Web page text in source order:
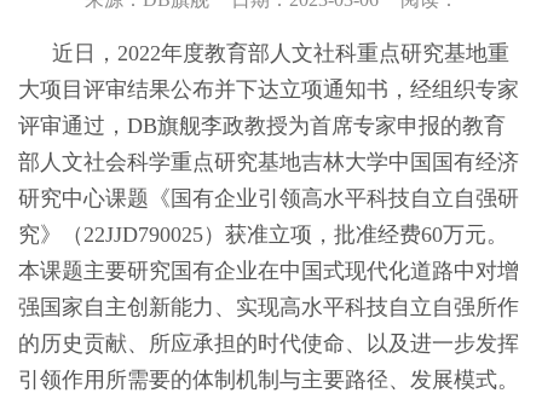
近日，2022年度教育部人文社科重点研究基地重
大项目评审结果公布并下达立项通知书，经组织专家
评审通过，DB旗舰李政教授为首席专家申报的教育
部人文社会科学重点研究基地吉林大学中国国有经济
研究中心课题《国有企业引领高水平科技自立自强研
究》（22JJD790025）获准立项，批准经费60万元。
本课题主要研究国有企业在中国式现代化道路中对增
强国家自主创新能力、实现高水平科技自立自强所作
的历史贡献、所应承担的时代使命、以及进一步发挥
引领作用所需要的体制机制与主要路径、发展模式。